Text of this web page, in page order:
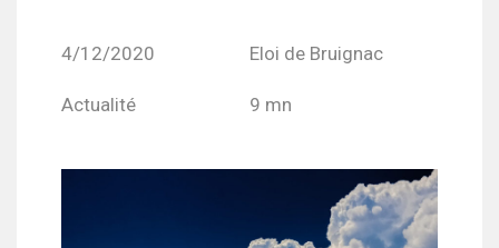
4/12/2020 Eloi de Bruignac
Actualité 9 mn